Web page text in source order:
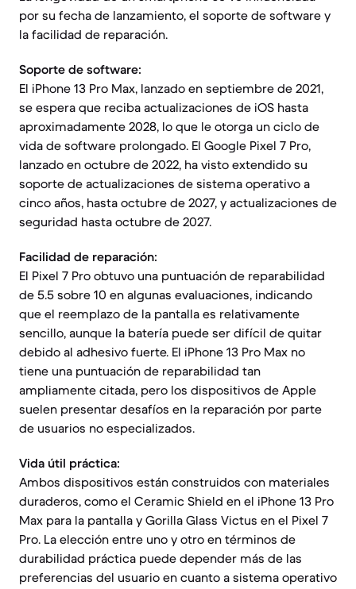
por su fecha de lanzamiento, el soporte de software y
la facilidad de reparación.
Soporte de software:
El iPhone 13 Pro Max, lanzado en septiembre de 2021,
se espera que reciba actualizaciones de iOS hasta
aproximadamente 2028, lo que le otorga un ciclo de
vida de software prolongado. El Google Pixel 7 Pro,
lanzado en octubre de 2022, ha visto extendido su
soporte de actualizaciones de sistema operativo a
cinco años, hasta octubre de 2027, y actualizaciones de
seguridad hasta octubre de 2027.
Facilidad de reparación:
El Pixel 7 Pro obtuvo una puntuación de reparabilidad
de 5.5 sobre 10 en algunas evaluaciones, indicando
que el reemplazo de la pantalla es relativamente
sencillo, aunque la batería puede ser difícil de quitar
debido al adhesivo fuerte. El iPhone 13 Pro Max no
tiene una puntuación de reparabilidad tan
ampliamente citada, pero los dispositivos de Apple
suelen presentar desafíos en la reparación por parte
de usuarios no especializados.
Vida útil práctica:
Ambos dispositivos están construidos con materiales
duraderos, como el Ceramic Shield en el iPhone 13 Pro
Max para la pantalla y Gorilla Glass Victus en el Pixel 7
Pro. La elección entre uno y otro en términos de
durabilidad práctica puede depender más de las
preferencias del usuario en cuanto a sistema operativo